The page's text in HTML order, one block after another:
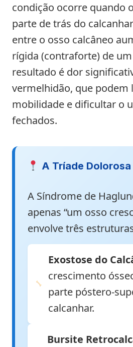
condição ocorre quando
parte de trás do
entre o osso calcâneo
rígida (contraforte) de
resultado é dor
vermelhidão, que podem
mobilidade e dificultar o
fechados.
A Tríade Dolorosa
A Síndrome de
apenas “um osso
envolve três
Exostose do
crescimento
parte póstero-
calcanhar.
Bursite